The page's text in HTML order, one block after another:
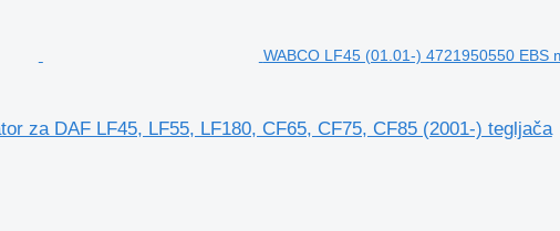
WABCO LF45 (01.01-) 4721950550
za DAF LF45, LF55, LF180, CF65, CF75, CF85 (2001-) tegljača